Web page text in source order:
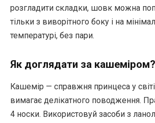
розгладити складки, шовк можна
тільки з виворітного боку і на
температурі, без пари.
Як доглядати за кашеміром?
Кашемір — справжня принцеса у
вимагає делікатного поводження.
4 носки. Використовуй засоби з